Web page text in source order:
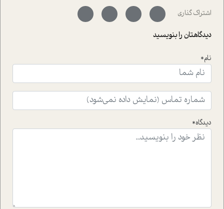
سر نهاده است و نیز کرامت عزیز زاده؛ سفیر صلح و دوستی که
با رکاب زدن در بیش از هفتاد کشور و کاشتن درخت، به نماد
حمایت از محیط زیست و منابع طبیعی تبدیل گشته
است.فصل روایت اجنبی ها در این شماره به دو موضوع
ای که به زندگی شگفت انگیز جین گودال و تاثیرات کاوش های
ایشان در حوزه ی شامپانزه ها بر زندگی امروزی ما نگاهی
افکنده است.فصل اتاق 333 شما را پای صحبت یک تجربه ی
واقعی در ارتباط با اختلال شخصیت اسکزوئید و مشکلات و نیز
راهکارهای حل آن قرار می دهد که در اتاق درمان اتفاق افتاده
موثرترین راهکارهای استفاده از هوش مصنوعی در حوزه های
اشتراک گذاری
دیدگاهتان را بنویسید
نام*
دیدگاه*